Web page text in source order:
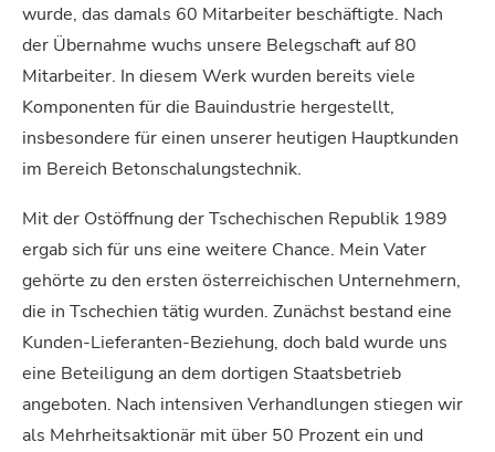
wurde, das damals 60 Mitarbeiter beschäftigte. Nach
der Übernahme wuchs unsere Belegschaft auf 80
Mitarbeiter. In diesem Werk wurden bereits viele
Komponenten für die Bauindustrie hergestellt,
insbesondere für einen unserer heutigen Hauptkunden
im Bereich Betonschalungstechnik.
Mit der Ostöffnung der Tschechischen Republik 1989
ergab sich für uns eine weitere Chance. Mein Vater
gehörte zu den ersten österreichischen Unternehmern,
die in Tschechien tätig wurden. Zunächst bestand eine
Kunden-Lieferanten-Beziehung, doch bald wurde uns
eine Beteiligung an dem dortigen Staatsbetrieb
angeboten. Nach intensiven Verhandlungen stiegen wir
als Mehrheitsaktionär mit über 50 Prozent ein und